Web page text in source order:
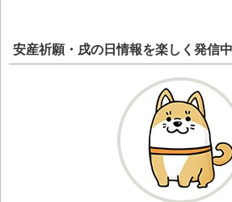
安産祈願・戌の日情報を楽しく発信中